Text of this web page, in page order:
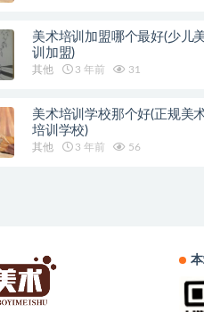
美术培训加盟哪个最好(少儿
训加盟)
其他 3 年前 31
美术培训学校那个好(正规美
培训学校)
其他 3 年前 56